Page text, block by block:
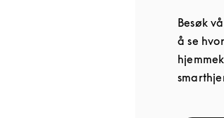
Besøk
å se